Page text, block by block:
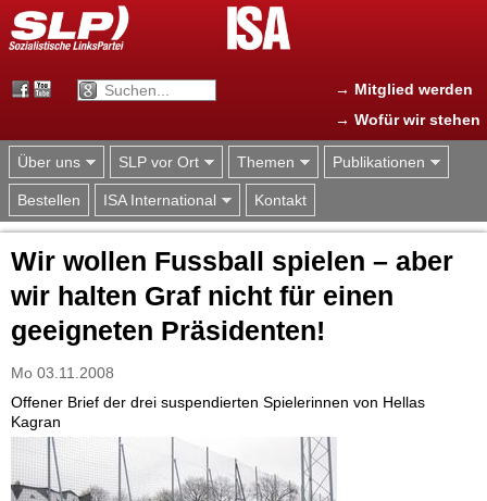
Jump to navigation
→ Mitglied werden
→ Wofür wir stehen
Über uns SLP vor Ort Themen Publikationen
Bestellen ISA International Kontakt
Wir wollen Fussball spielen – aber
wir halten Graf nicht für einen
geeigneten Präsidenten!
Mo 03.11.2008
Offener Brief der drei suspendierten Spielerinnen von Hellas
Kagran